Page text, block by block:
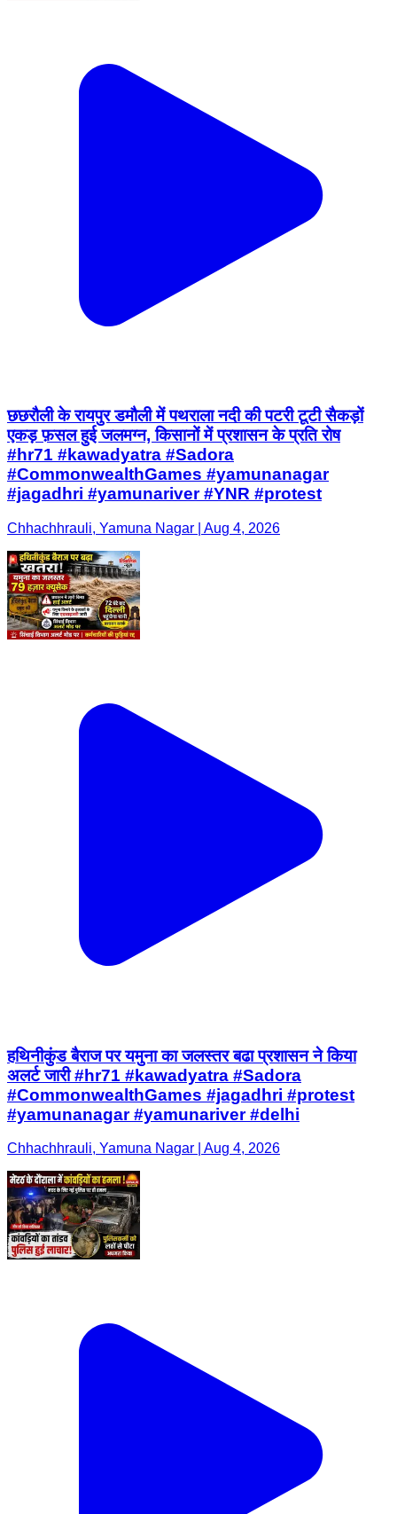
छछरौली के रायपुर डमौली में पथराला नदी की पटरी टूटी सैकड़ों
एकड़ फ़सल हुई जलमग्न, किसानों में प्रशासन के प्रति रोष
#hr71 #kawadyatra #Sadora
#CommonwealthGames #yamunanagar
#jagadhri #yamunariver #YNR #protest
Chhachhrauli, Yamuna Nagar | Aug 4, 2026
हथिनीकुंड बैराज पर यमुना का जलस्तर बढा प्रशासन ने किया
अलर्ट जारी #hr71 #kawadyatra #Sadora
#CommonwealthGames #jagadhri #protest
#yamunanagar #yamunariver #delhi
Chhachhrauli, Yamuna Nagar | Aug 4, 2026